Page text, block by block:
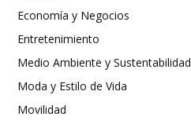
Economía y Negocios
Entretenimiento
Medio Ambiente y Sustentabilidad
Moda y Estilo de Vida
Movilidad